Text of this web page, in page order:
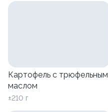
Картофель с трюфельным
маслом
±210 г